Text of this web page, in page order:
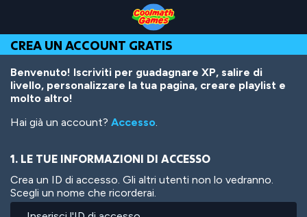
Top
of
Page
Navigation
Main
Content
Footer
contenuto
principale
CREA UN ACCOUNT GRATIS
Benvenuto! Iscriviti per guadagnare XP, salire di
livello, personalizzare la tua pagina, creare playlist e
molto altro!
Hai già un account? Accesso.
1. LE TUE INFORMAZIONI DI ACCESSO
Crea un ID di accesso. Gli altri utenti non lo vedranno.
Scegli un nome che ricorderai.